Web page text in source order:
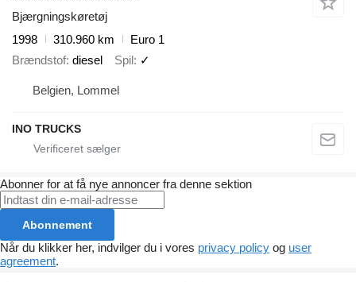
Bjærgningskøretøj
1998
310.960 km
Euro 1
Brændstof diesel Spil ✓
Belgien, Lommel
INO TRUCKS
Abonner for at få nye annoncer fra denne sektion
Abonnement
Når du klikker her, indvilger du i vores privacy policy og user
agreement.